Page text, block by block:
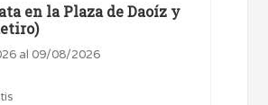
en la Plaza de Daoíz y
al 09/08/2026